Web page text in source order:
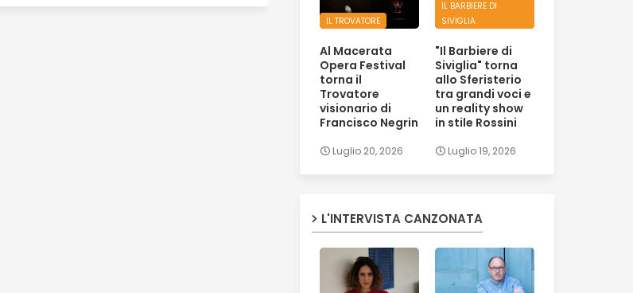
IL TROVATORE
Al Macerata
Opera Festival
torna il
Trovatore
visionario di
Francisco Negrin
Luglio 20, 2026
IL BARBIERE DI
SIVIGLIA
"Il Barbiere di
Siviglia" torna
allo Sferisterio
tra grandi voci e
un reality show
in stile Rossini
Luglio 19, 2026
L'INTERVISTA CANZONATA